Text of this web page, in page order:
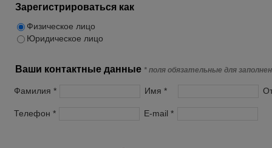
Зарегистрироваться как
Физическое лицо
Юридическое лицо
Ваши контактные данные * поля обязательные для
Фамилия * Имя *
Телефон * E-mail *